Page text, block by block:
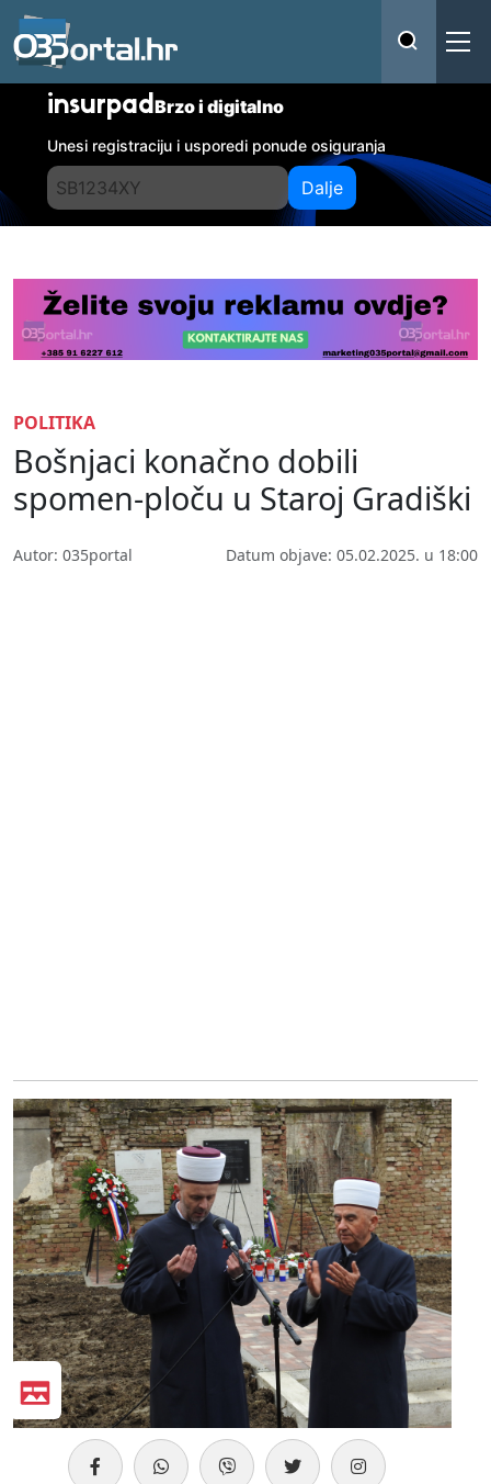
insurpadBrzo i digitalno
Unesi registraciju i usporedi ponude osiguranja
Dalje
POLITIKA
Bošnjaci konačno dobili
spomen-ploču u Staroj Gradiški
Autor: 035portal Datum objave: 05.02.2025. u 18:00